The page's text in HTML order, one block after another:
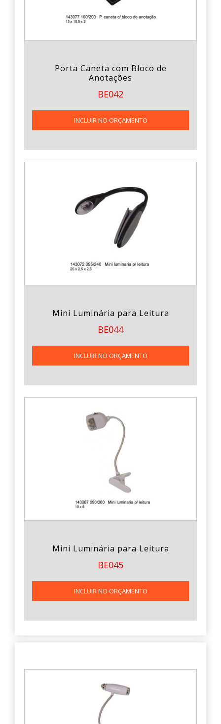
Porta Caneta com Bloco de
Anotações
BE042
INCLUIR NO ORÇAMENTO
Mini Luminária para Leitura
BE044
INCLUIR NO ORÇAMENTO
Mini Luminária para Leitura
BE045
INCLUIR NO ORÇAMENTO